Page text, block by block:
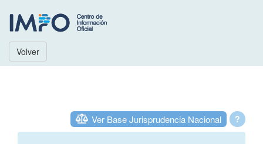
Volver
?
Ver Base Jurisprudencia Nacional